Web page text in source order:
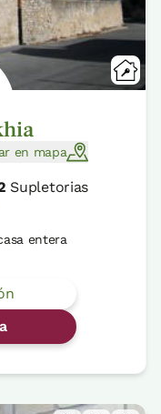
en mapa
Supletorias
entera